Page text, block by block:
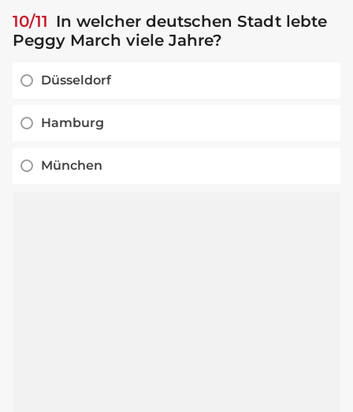
10/11 In welcher deutschen Stadt lebte
Peggy March viele Jahre?
Düsseldorf
Hamburg
München